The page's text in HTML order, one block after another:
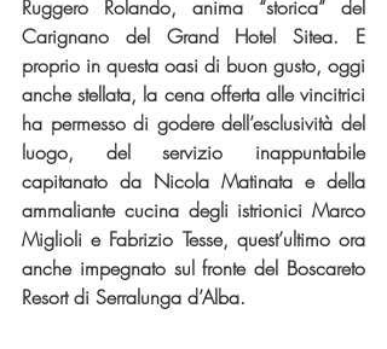
Ruggero Rolando, anima “storica” del
Carignano del Grand Hotel Sitea. E
proprio in questa oasi di buon gusto, oggi
anche stellata, la cena offerta alle vincitrici
ha permesso di godere dell’esclusività del
luogo, del servizio inappuntabile
capitanato da Nicola Matinata e della
ammaliante cucina degli istrionici Marco
Miglioli e Fabrizio Tesse, quest’ultimo ora
anche impegnato sul fronte del Boscareto
Resort di Serralunga d’Alba.